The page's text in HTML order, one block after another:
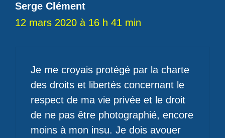
Serge Clément
12 mars 2020 à 16 h 41 min
Je me croyais protégé par la charte
des droits et libertés concernant le
respect de ma vie privée et le droit
de ne pas être photographié, encore
moins à mon insu. Je dois avouer